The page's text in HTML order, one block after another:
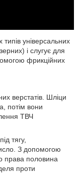
універсальних
і слугує для
фрикційних
верстатів. Шліци
потім вони
ТВЧ
тягу,
З допомогою
права половина
проти